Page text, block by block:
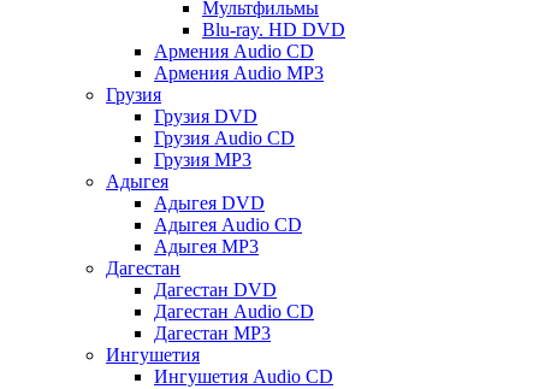
Мультфильмы
Blu-ray. HD DVD
Армения Audio CD
Армения Audio MP3
Грузия
Грузия DVD
Грузия Audio CD
Грузия MP3
Адыгея
Адыгея DVD
Адыгея Audio CD
Адыгея MP3
Дагестан
Дагестан DVD
Дагестан Audio CD
Дагестан MP3
Ингушетия
Ингушетия Audio CD